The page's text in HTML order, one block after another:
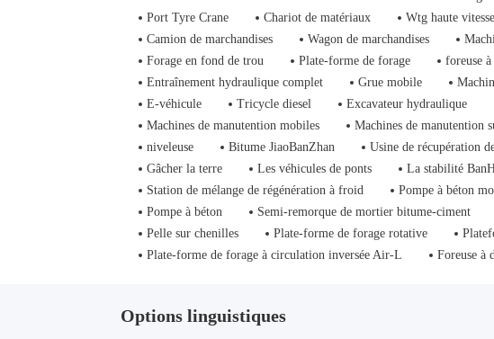
Port Tyre Crane
Chariot de matériaux Wtg haute
Camion de marchandises
Wagon de marchandises
Forage en fond de trou
Plate-forme de forage foreuse
Entraînement hydraulique complet
Grue mobile
E-véhicule
Tricycle diesel Excavateur hydraulique
Machines de manutention mobiles
Machines de manutention
niveleuse
Bitume JiaoBanZhan Usine de récupération
Gâcher la terre
Les véhicules de ponts La stabilité
Station de mélange de régénération à froid
Pompe à béton
Pompe à béton
Semi-remorque de mortier bitume-ciment
Pelle sur chenilles
Plate-forme de forage rotative
Plate-forme de forage à circulation inversée Air-L
Foreuse à
Options linguistiques